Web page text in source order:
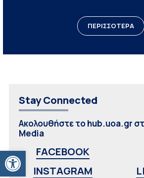
Ανοίξτε τη γραμμή εργαλείων
ΠΕΡΙΣΣΟΤΕΡΑ
Stay Connected
Ακολουθήστε το hub.uoa.gr
Media
FACEBOOK
INSTAGRAM